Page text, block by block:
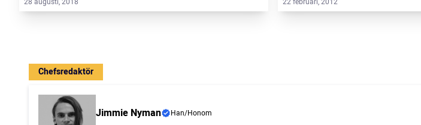
Chefsredaktör
Jimmie Nyman
Han/Honom